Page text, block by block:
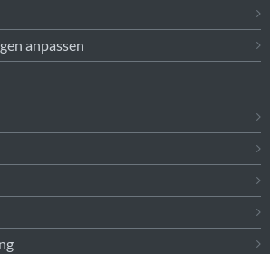
anpassen